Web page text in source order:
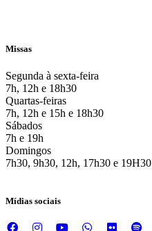
Missas
Segunda à sexta-feira
7h, 12h e 18h30
Quartas-feiras
7h, 12h e 15h e 18h30
Sábados
7h e 19h
Domingos
7h30, 9h30, 12h, 17h30 e 19H30
Mídias sociais